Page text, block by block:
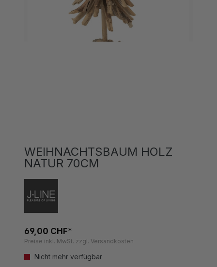
NATUR 70CM
Preise inkl. MwSt. zzgl. Versandkosten
Nicht mehr verfügbar